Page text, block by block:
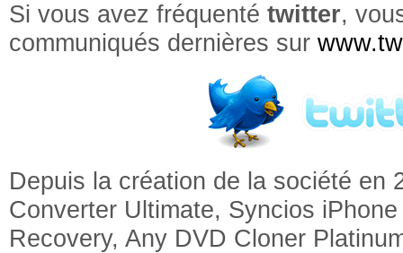
Si vous avez fréquenté twitter,
communiqués dernières sur
Depuis la création de la société en
Converter Ultimate, Syncios
Recovery, Any DVD Cloner